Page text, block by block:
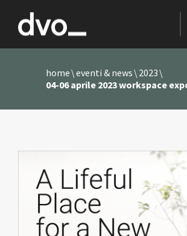
home eventi & news 2023
04-06 aprile 2023 workspace